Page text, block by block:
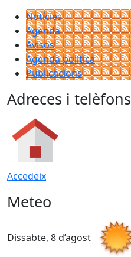
Notícies
Agenda
Avisos
Agenda política
Publicacions
Adreces i telèfons
Accedeix
Meteo
Dissabte, 8 d’agost